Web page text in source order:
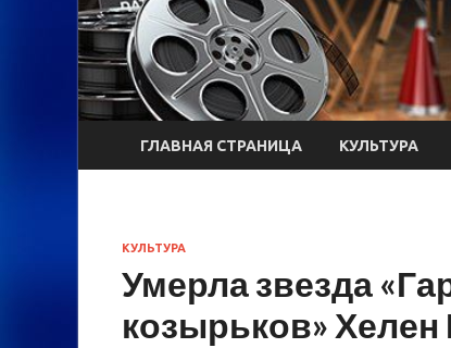
ГЛАВНАЯ СТРАНИЦА КУЛЬТУРА
КУЛЬТУРА
Умерла звезда
козырьков»